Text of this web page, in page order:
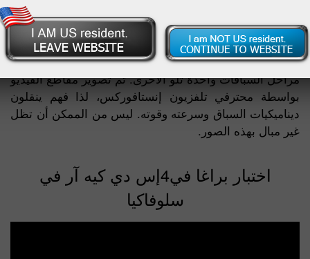
تحتوي هذه الصفحة على تقارير فيديو حول مشاركة فريق
لوبريس إنستافوركس في مختلف السباقات بما في ذلك
رالي داكار الأسطوري. توضح مواد الفيديو أدناه كيف يستعد
فريق لوبريس إنستافوركس للسباقات وكيف ينتصر على
مراحل السباقات واحدة تلو الأخرى. تم تصوير مقاطع الفيديو
بواسطة محترفي تلفزيون إنستافوركس، لذا فهم ينقلون
ديناميكيات السباق وسرعته وقوته. ليس من الممكن أن تظل
غير مبال بهذه الصور.
اختبار براغا في4إس دي كيه آر في
سلوفاكيا